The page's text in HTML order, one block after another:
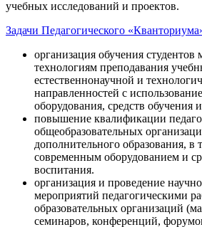
учебных исследований и проектов.
Задачи Педагогического
организация обучения студентов
технологиям преподавания
естественнонаучной и
направленностей с
оборудования, средств обучения
повышение квалификации
общеобразовательных
дополнительного образования,
современным оборудованием и
воспитания.
организация и проведение
мероприятий педагогическими
образовательных организаций
семинаров, конференций,